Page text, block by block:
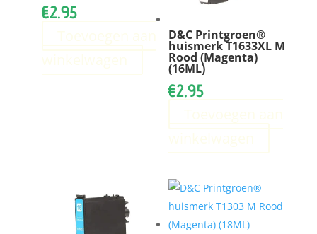
€2.95
D&C Printgroen®
huismerk T1633XL M
Rood (Magenta)
(16ML)
€2.95